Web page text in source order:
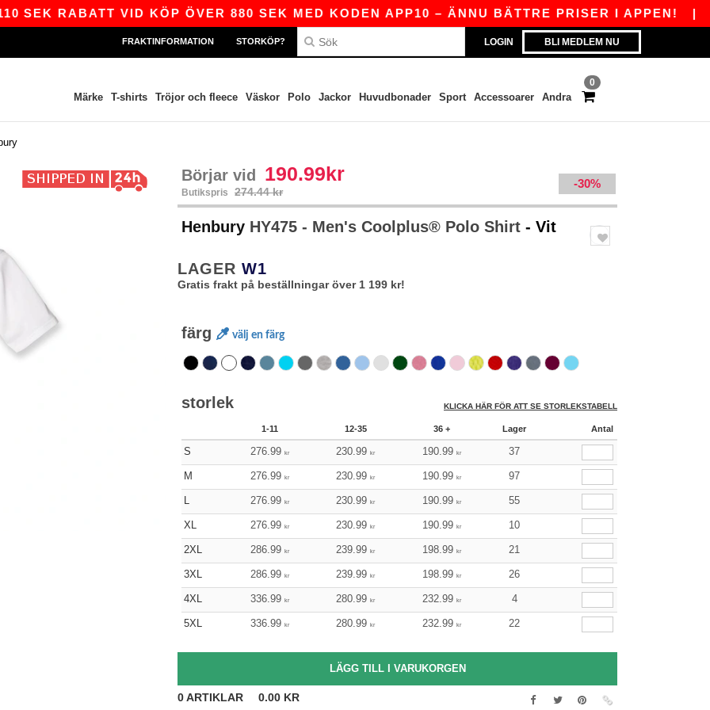
RABATT VID KÖP ÖVER 880 SEK MED KODEN APP10 – ÄNNU BÄTTRE PRISER I APPEN!|VÅR
LOGIN BLI MEDLEM NU
FRAKTINFORMATION STORKÖP?
0
Märke T-shirts Tröjor och fleece Väskor Polo Jackor Huvudbonader Sport Accessoarer Andra
Börjar vid 190.99kr
Butikspris 274.44 kr
-30%
Henbury HY475 - Men's Coolplus® Polo Shirt - Vit
LAGER W1
Gratis frakt på beställningar över 1 199 kr!
färg välj en färg
storlek KLICKA HÄR FÖR ATT SE STORLEKSTABELL
1-11 12-35 36 + Lager Antal
S 276.99 kr 230.99 kr 190.99 kr 37
M 276.99 kr 230.99 kr 190.99 kr 97
L 276.99 kr 230.99 kr 190.99 kr 55
XL 276.99 kr 230.99 kr 190.99 kr 10
2XL 286.99 kr 239.99 kr 198.99 kr 21
3XL 286.99 kr 239.99 kr 198.99 kr 26
4XL 336.99 kr 280.99 kr 232.99 kr 4
5XL 336.99 kr 280.99 kr 232.99 kr 22
0ARTIKLAR 0.00 KR